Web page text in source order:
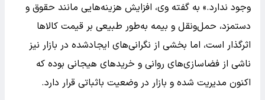
وجود ندارد.» به گفته وی، افزایش هزینه‌هایی مانند حقوق و
دستمزد، حمل‌ونقل و بیمه به‌طور طبیعی بر قیمت کالاها
اثرگذار است، اما بخشی از نگرانی‌های ایجادشده در بازار نیز
ناشی از فضاسازی‌های روانی و خریدهای هیجانی بوده که
اکنون مدیریت شده و بازار در وضعیت باثباتی قرار دارد.